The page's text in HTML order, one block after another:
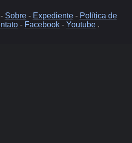
Sobre- Expediente- Política de
- Facebook - Youtube .